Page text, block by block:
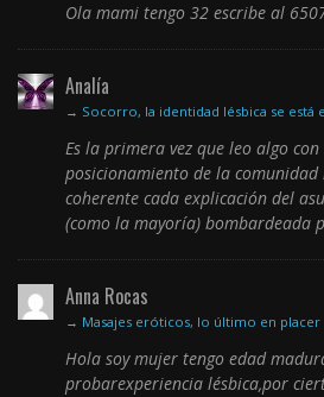
Ola mami tengo 32 escribe al
Analía
→ Socorro, la identidad lésbica se está
Es la primera vez que leo algo
posicionamiento de la comunidad
coherente cada explicación del
(como la mayoría) bombardeada
Anna Rocas
→ Masajes eróticos, lo último en placer
Hola soy mujer tengo edad
probarexperiencia lésbica,por